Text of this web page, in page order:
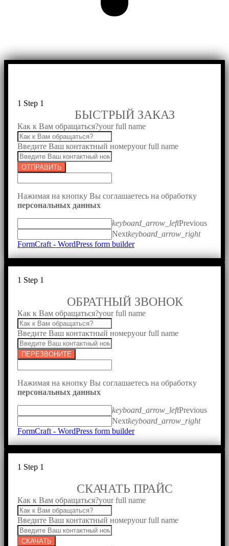
1 Step 1
БЫСТРЫЙ ЗАКАЗ
Как к Вам обращаться?your full name
Введите Ваш контактный номерyour full name
ОТПРАВИТЬ
Нажимая на кнопку Вы соглашаетесь на обработку
персональных данных
keyboard_arrow_leftPrevious
Nextkeyboard_arrow_right
FormCraft - WordPress form builder
1 Step 1
ОБРАТНЫЙ ЗВОНОК
Как к Вам обращаться?your full name
Введите Ваш контактный номерyour full name
ПЕРЕЗВОНИТЕ
Нажимая на кнопку Вы соглашаетесь на обработку
персональных данных
keyboard_arrow_leftPrevious
Nextkeyboard_arrow_right
FormCraft - WordPress form builder
1 Step 1
СКАЧАТЬ ПРАЙС
Как к Вам обращаться?your full name
Введите Ваш контактный номерyour full name
СКАЧАТЬ